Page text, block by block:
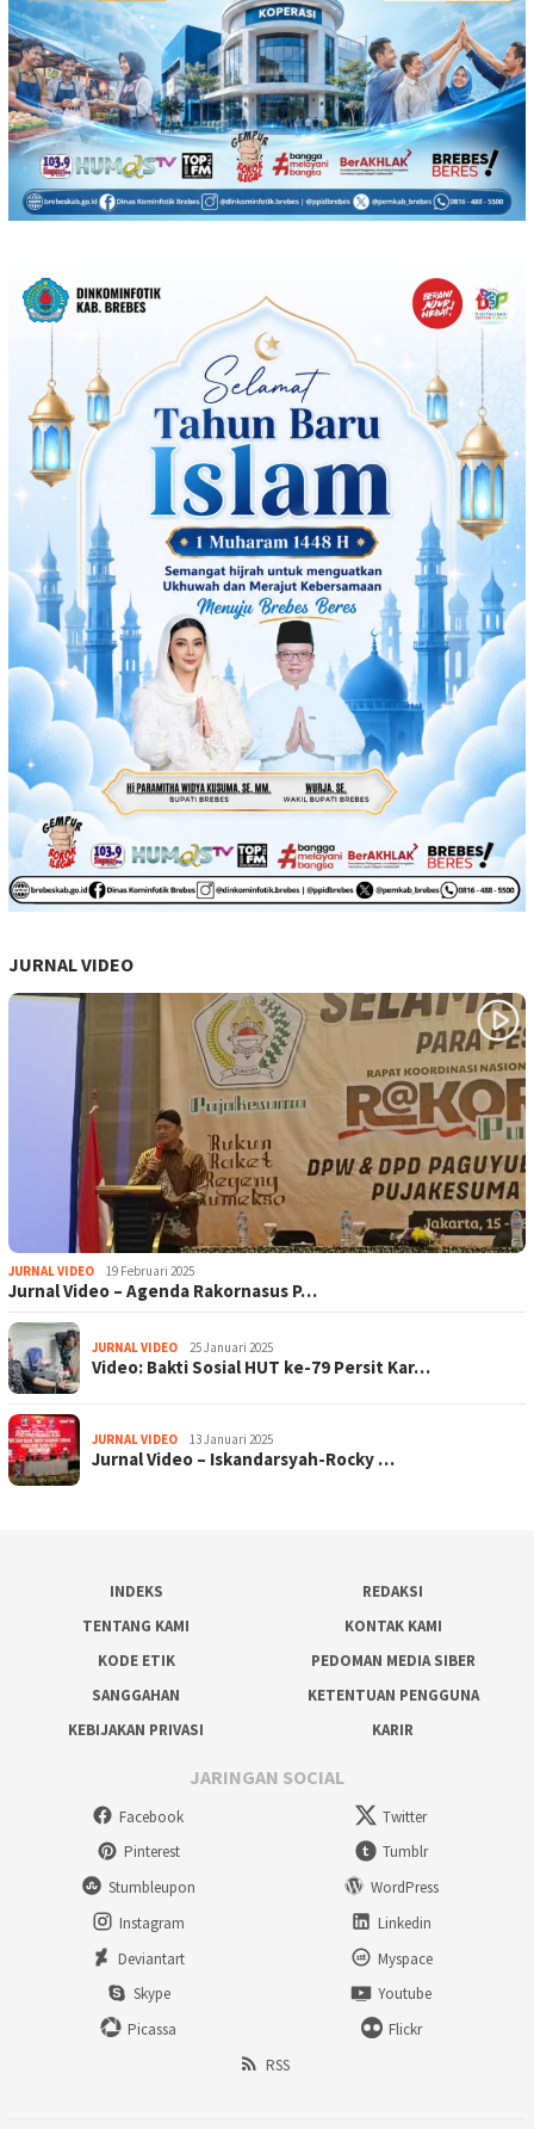
JURNAL VIDEO
JURNAL VIDEO 19 Februari 2025
Jurnal Video – Agenda Rakornasus P…
JURNAL VIDEO 25 Januari 2025
Video: Bakti Sosial HUT ke-79 Persit Kar…
JURNAL VIDEO 13 Januari 2025
Jurnal Video – Iskandarsyah-Rocky …
INDEKS
REDAKSI
TENTANG KAMI
KONTAK KAMI
KODE ETIK
PEDOMAN MEDIA SIBER
SANGGAHAN
KETENTUAN PENGGUNA
KEBIJAKAN PRIVASI
KARIR
JARINGAN SOCIAL
Facebook
Twitter
Pinterest
Tumblr
Stumbleupon
WordPress
Instagram
Linkedin
Deviantart
Myspace
Skype
Youtube
Picassa
Flickr
RSS